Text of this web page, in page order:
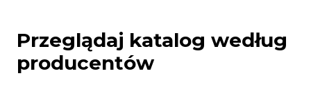
Przeglądaj katalog według
producentów